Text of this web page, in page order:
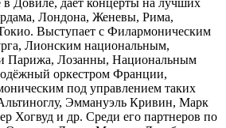
Лондона, Женевы, Рима,
Выступает с Филармоническим
Лионским национальным,
Парижа, Лозанны, Национальным
оркестром Франции,
под управлением таких
Эммануэль Кривин, Марк
Хогвуд и др. Среди его партнеров по